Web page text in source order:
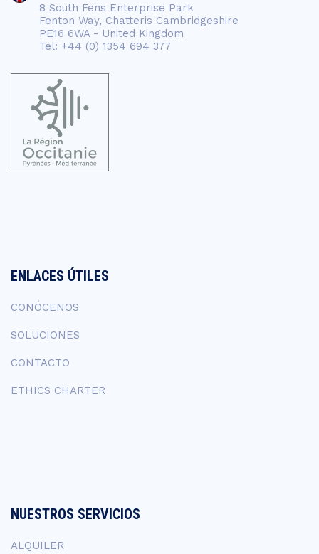
8 South Fens Enterprise Park
Fenton Way, Chatteris Cambridgeshire
PE16 6WA - United Kingdom
Tel: +44 (0) 1354 694 377
ENLACES ÚTILES
CONÓCENOS
SOLUCIONES
CONTACTO
ETHICS CHARTER
NUESTROS SERVICIOS
ALQUILER